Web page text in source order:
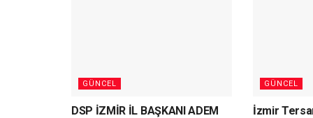
GÜNCEL
DSP İZMİR İL BAŞKANI ADEM
GÜNCEL
İzmir